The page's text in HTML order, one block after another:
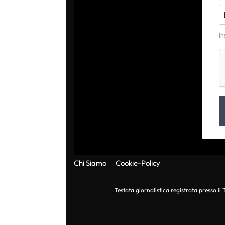
Chi Siamo Cookie-Policy
Testata giornalistica registrata presso il